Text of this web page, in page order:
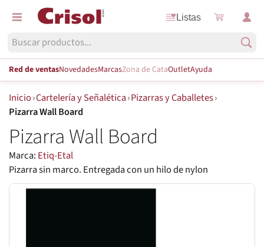
Listas
Red de ventasNovedadesMarcasZona de CataOutletAyuda
Inicio›Cartelería y Señalética›Pizarras y Caballetes›
Pizarra Wall Board
Pizarra Wall Board
Marca: Etiq-Etal
Pizarra sin marco. Entregada con un hilo de nylon